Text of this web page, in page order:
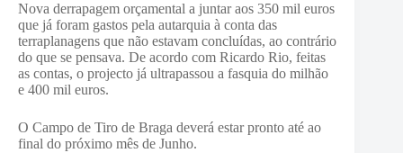
Nova derrapagem orçamental a juntar aos 350 mil euros
que já foram gastos pela autarquia à conta das
terraplanagens que não estavam concluídas, ao contrário
do que se pensava. De acordo com Ricardo Rio, feitas
as contas, o projecto já ultrapassou a fasquia do milhão
e 400 mil euros.
O Campo de Tiro de Braga deverá estar pronto até ao
final do próximo mês de Junho.